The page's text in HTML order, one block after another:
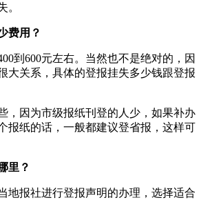
。
费用？
到600元左右。当然也不是绝对的，因
大关系，具体的登报挂失多少钱跟登报
，因为市级报纸刊登的人少，如果补办
报纸的话，一般都建议登省报，这样可
里？
地报社进行登报声明的办理，‌选择适合